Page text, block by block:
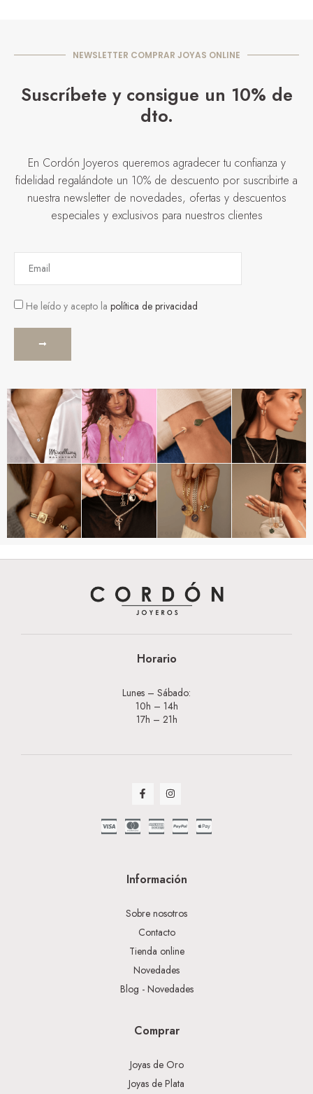
NEWSLETTER COMPRAR JOYAS ONLINE
Suscríbete y consigue un 10% de
dto.
En Cordón Joyeros queremos agradecer tu confianza y
fidelidad regalándote un 10% de descuento por suscribirte a
nuestra newsletter de novedades, ofertas y descuentos
especiales y exclusivos para nuestros clientes
He leído y acepto la política de privacidad
Horario
Lunes – Sábado:
10h – 14h
17h – 21h
Información
Sobre nosotros
Contacto
Tienda online
Novedades
Blog - Novedades
Comprar
Joyas de Oro
Joyas de Plata